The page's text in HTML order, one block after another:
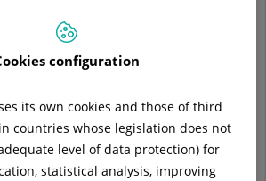
00 Ext. 5045 - 5049
configuration
its own cookies and those of third
countries whose legislation does not
level of data protection) for
statistical analysis, improving